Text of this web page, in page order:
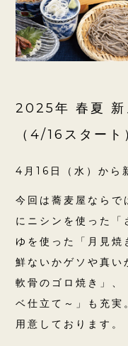
2025年 春夏 新
（4/16スタート
4月16日（水）から
今回は蕎麦屋ならで
にニシンを使った「
ゆを使った「月見焼
鮮ないかゲソや真い
軟骨のゴロ焼き」
ベ仕立て～」も充実
用意しております。